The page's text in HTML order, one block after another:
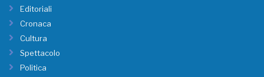
Editoriali
Cronaca
Cultura
Spettacolo
Politica